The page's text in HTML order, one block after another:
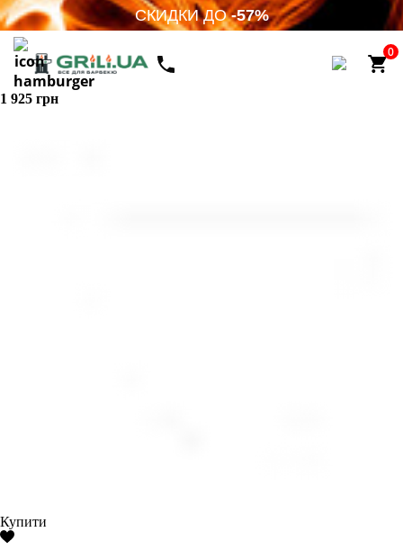
СКИДКИ ДО-57%
0
1 925 грн
Купити